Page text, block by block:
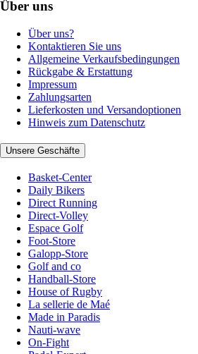
Über uns
Über uns?
Kontaktieren Sie uns
Allgemeine Verkaufsbedingungen
Rückgabe & Erstattung
Impressum
Zahlungsarten
Lieferkosten und Versandoptionen
Hinweis zum Datenschutz
Unsere Geschäfte
Basket-Center
Daily Bikers
Direct Running
Direct-Volley
Espace Golf
Foot-Store
Galopp-Store
Golf and co
Handball-Store
House of Rugby
La sellerie de Maé
Made in Paradis
Nauti-wave
On-Fight